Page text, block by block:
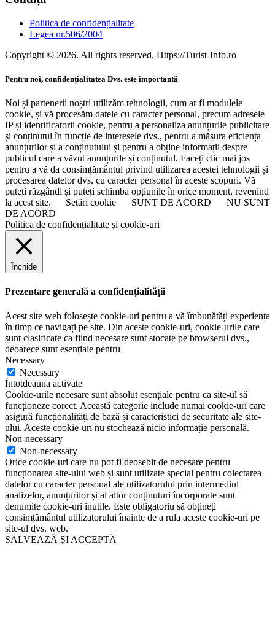
Politica de confidențialitate
Legea nr.506/2004
Copyright © 2026. All rights reserved. Https://Turist-Info.ro
Pentru noi, confidențialitatea Dvs. este importantă
Noi și partenerii noștri utilizăm tehnologii, cum ar fi modulele
cookie, și vă procesăm datele cu caracter personal, precum adresele
IP și identificatorii cookie, pentru a personaliza anunțurile publicitare
și conținutul în funcție de interesele dvs., pentru a măsura eficiența
anunțurilor și a conținutului și pentru a obține informații despre
publicul care a văzut anunțurile și conținutul. Faceți clic mai jos
pentru a vă da consimțământul privind utilizarea acestei tehnologii și
procesarea datelor dvs. cu caracter personal în aceste scopuri. Vă
puteți răzgândi și puteți schimba opțiunile în orice moment, revenind
la acest site.
Setări cookie SUNT DE ACORD
NU SUNT
DE ACORD
Politica de confidențialitate și cookie-uri
Închide
Prezentare generală a confidențialității
Acest site web folosește cookie-uri pentru a vă îmbunătăți experiența
în timp ce navigați pe site. Din aceste cookie-uri, cookie-urile care
sunt clasificate ca fiind necesare sunt stocate pe browserul dvs.,
deoarece sunt esențiale pentru
Necessary
Necessary
Întotdeauna activate
Cookie-urile necesare sunt absolut esențiale pentru ca site-ul să
funcționeze corect. Această categorie include numai cookie-uri care
asigură funcționalități de bază și caracteristici de securitate ale site-
ului. Aceste cookie-uri nu stochează nicio informație personală.
Non-necessary
Non-necessary
Orice cookie-uri care nu pot fi deosebit de necesare pentru
funcționarea site-ului web și sunt utilizate special pentru colectarea
datelor cu caracter personal ale utilizatorului prin intermediul
analizelor, anunțurilor și al altor conținuturi încorporate sunt
denumite cookie-uri inutile. Este obligatoriu să obțineți
consimțământul utilizatorului înainte de a rula aceste cookie-uri pe
site-ul dvs. web.
SALVEAZĂ ȘI ACCEPTĂ